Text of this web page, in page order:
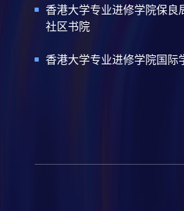
香港大学专业进修学院保良
社区书院
香港大学专业进修学院国际